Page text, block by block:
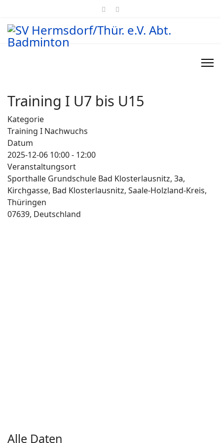
Training I U7 bis U15
Kategorie
Training I Nachwuchs
Datum
2025-12-06 10:00- 12:00
Veranstaltungsort
Sporthalle Grundschule Bad Klosterlausnitz, 3a,
Kirchgasse, Bad Klosterlausnitz, Saale-Holzland-Kreis,
Thüringen
07639, Deutschland
Alle Daten